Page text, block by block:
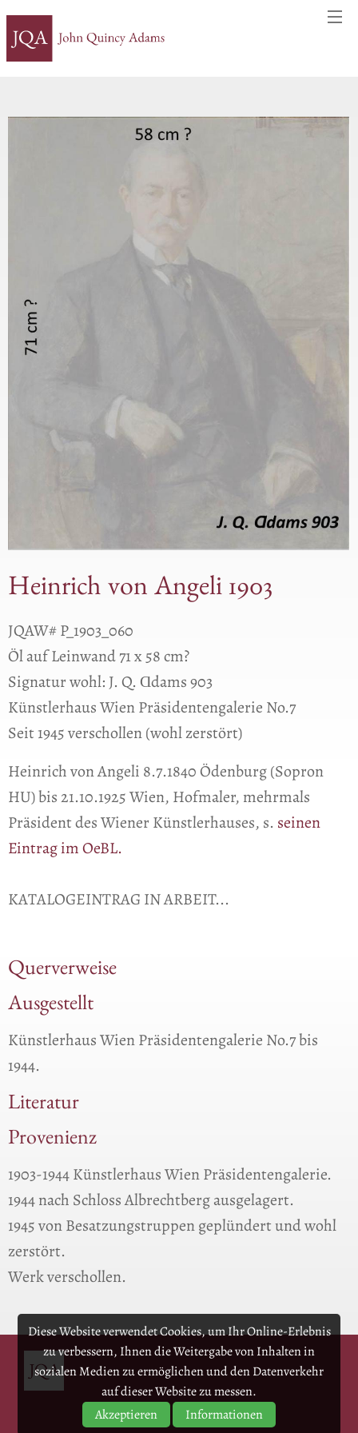
Diese Website verwendet Cookies, um Ihr Online-Erlebnis
zu verbessern, Ihnen die Weitergabe von Inhalten in
sozialen Medien zu ermöglichen und den Datenverkehr
auf dieser Website zu messen.
Akzeptieren
Informationen
Heinrich von Angeli 1903
JQAW# P_1903_060
Öl auf Leinwand 71 x 58 cm?
Signatur wohl: J. Q. Ɑdams 903
Künstlerhaus Wien Präsidentengalerie No.7
Seit 1945 verschollen (wohl zerstört)
Heinrich von Angeli 8.7.1840 Ödenburg (Sopron
HU) bis 21.10.1925 Wien, Hofmaler, mehrmals
Präsident des Wiener Künstlerhauses, s. seinen
Eintrag im OeBL.
KATALOGEINTRAG IN ARBEIT...
Querverweise
Ausgestellt
Künstlerhaus Wien Präsidentengalerie No.7 bis
1944.
Literatur
Provenienz
1903-1944 Künstlerhaus Wien Präsidentengalerie.
1944 nach Schloss Albrechtberg ausgelagert.
1945 von Besatzungstruppen geplündert und wohl
zerstört.
Werk verschollen.